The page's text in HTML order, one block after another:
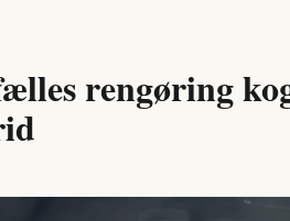
rengøring